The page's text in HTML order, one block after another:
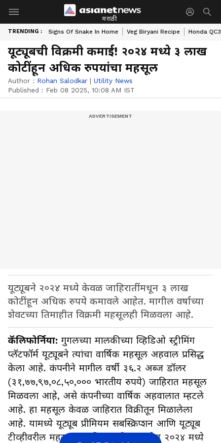
मराठी
TRENDING : Signs Of Snake In Home Veg Biryani Recipe Honda
यूट्यूबची विक्रमी कमाई! २०२४ मध्ये ३ लाख
कोटींहून अधिक रुपयांचा महसूल
Author : Rohan Salodkar | Utility News
Published : Feb 08 2025, 10:08 AM IST
यूट्यूबने २०२४ मध्ये केवळ जाहिरातींमधून ३ लाख
कोटींहून अधिक रुपये कमावले आहेत. मागील वर्षाच्या
शेवटच्या तिमाहीत विक्रमी महसूलही मिळवला आहे.
कॅलिफोर्निया: गुगलच्या मालकीच्या व्हिडिओ स्ट्रीमिंग
प्लॅटफॉर्म यूट्यूबने त्यांचा वार्षिक महसूल अहवाल प्रसिद्ध
केला आहे. कंपनीने मागील वर्षी ३६.२ अब्ज डॉलर
(३१,७७,९७,०८,५०,००० भारतीय रुपये) जाहिरात महसूल
मिळवला आहे, असे कंपनीच्या वार्षिक अहवालात म्हटले
आहे. हा महसूल केवळ जाहिरात विक्रीतून मिळालेला
आहे. यामध्ये यूट्यूब प्रीमियम सबस्क्रिप्शन आणि यूट्यूब
टीव्हीवरील महसूल समाविष्ट नाही. म्हणजेच २०२४ मध्ये